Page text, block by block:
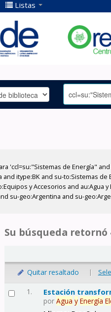
Listas
'ccl=su:"Sistemas de Energía"
itype:BK and su-to:Sistemas de
y Accesorios and au:Agua
su-geo:Argentina and su-
Su búsqueda retornó
Quitar resaltado |
1. Estación
porAgua y Energía